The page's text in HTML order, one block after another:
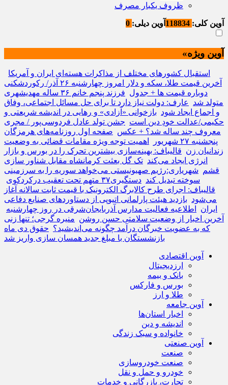
ظروف یکبار مصرف
آوین کلی: آوین دیلی:
آوین ویژه»
استقبال کشورهای مختلف از مذاکرات هسته‌ای ایران و آمریکا
آخرین قیمت طلا، سکه و دلار امروز چهارشنبه ۲۶ آذر/ رکوردشکنی
دوباره قیمت ها + جدول
فرزند پنجم خانم ۳۶ ساله مهدیشهری
متولد شد
عارف: دولت نیاز دارد تا برای حل مسائل اجتماعی، وفاق
و اجماع ایجاد شود بازخوانی «آزادی» و رهایی در اندیشه شریعتی و
حکیمی/عدالت خودِ دین است جشن تولد عادل فردوسی‌پور / مجری
معروف چند ساله شد؟ + عکس صفحه اول روزنامه‌های هرمزگان
پنجشنبه ۲۷ شهریور
اهمیت توجه ویژه مقامات قضائی به وضعیت
زندانیان زن قالیباف: بهینه‌سازی بیشترین تحرک را در بورس و بازار
انرژی ایجاد می‌کند تک گل بعثت کرمانشاه مقابل شناور سازی
قشم شهریاری:رژیم صهیونیستی می‌خواهد سوریه را به سرزمینی
سوخته تبدیل کند دستگیری۳۷ متهم تحت تعقیب درکردکوی
قالیباف: اجرای طرح کالابرگ الکترونیک با قیمت ثابت سالانه آغاز
می‌شود بازدید هیئت پارلمانی اتیوپی از دستاوردهای صنایع دفاعی
ایران
اطلاعیه فعالیت مدارس آذربایجان‌شرقی در روز چهارشنبه
آخرین اخبار از وضعیت سلامتی حسن روشن منیره گرجی؛ تنها زنی
که به عضویت خبرگان درآمد چگونه می‌اندیشید؟ حقوق دی ماه
بازنشستگان با مبلغ جدید همسان سازی واریز شد
آوین اقتصادی
ارزدیجیتال
بانک و بیمه
بورس و فارکس
طلا و ارز
آوین جامعه
اخبار استان‌ها
اندیشه و دین
خانواده و سبک زندگی
آوین صنعتی
صنعت
صنعت خودروسازی
خودرو و حمل و نقل
تجارت، بازرگانی و خدمات